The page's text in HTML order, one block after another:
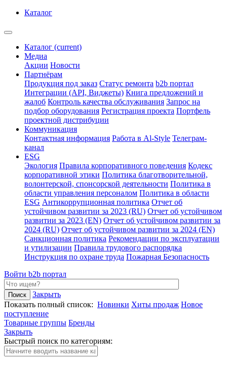
Каталог
Каталог (current)
Медиа
Акции Новости
Партнёрам
Продукция под заказ Статус ремонта b2b портал
Интеграции (API, Виджеты) Книга предложений и
жалоб Контроль качества обслуживания Запрос на
подбор оборудования Регистрация проекта Портфель
проектной дистрибуции
Коммуникация
Контактная информация Работа в Al-Style Телеграм-
канал
ESG
Экология Правила корпоративного поведения Кодекс
корпоративной этики Политика благотворительной,
волонтерской, спонсорской деятельности Политика в
области управления персоналом Политика в области
ESG Антикоррупционная политика Отчет об
устойчивом развитии за 2023 (RU) Отчет об устойчивом
развитии за 2023 (EN) Отчет об устойчивом развитии за
2024 (RU) Отчет об устойчивом развитии за 2024 (EN)
Санкционная политика Рекомендации по эксплуатации
и утилизации Правила трудового распорядка
Инструкция по охране труда Пожарная Безопасность
Войти b2b портал
Закрыть
Показать полный список: Новинки Хиты продаж Новое
поступление
Товарные группы Бренды
Закрыть
Быстрый поиск по категориям: